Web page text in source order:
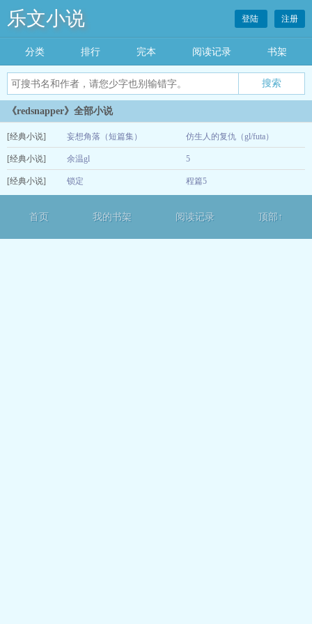
乐文小说 登陆 注册
分类 排行 完本 阅读记录 书架
《redsnapper》全部小说
[经典小说] 妄想角落（短篇集） 仿生人的复仇（gl/futa）
[经典小说] 余温gl 5
[经典小说] 锁定 程篇5
首页 我的书架 阅读记录 顶部↑